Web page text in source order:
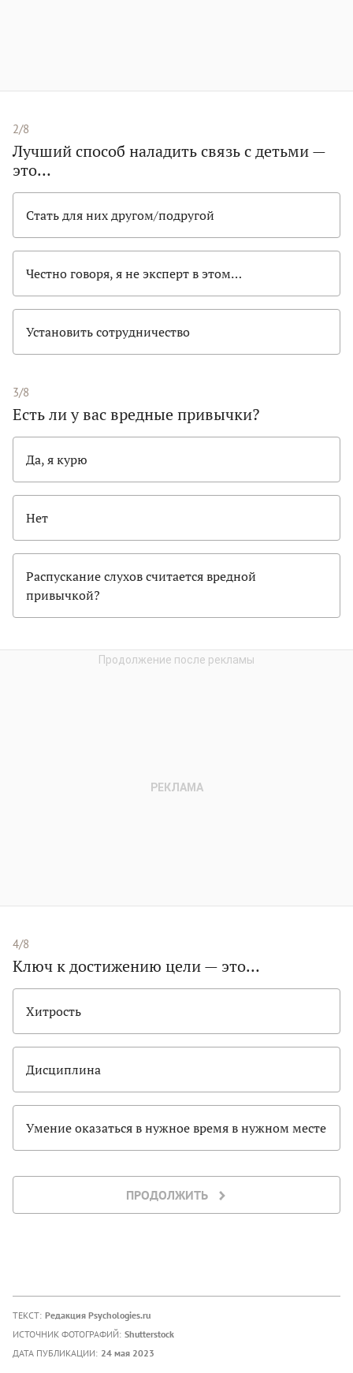
2/8
Лучший способ наладить связь с детьми —
это…
Стать для них другом/подругой
Честно говоря, я не эксперт в этом…
Установить сотрудничество
3/8
Есть ли у вас вредные привычки?
Да, я курю
Нет
Распускание слухов считается вредной
привычкой?
4/8
Ключ к достижению цели — это…
Хитрость
Дисциплина
Умение оказаться в нужное время в нужном месте
ПРОДОЛЖИТЬ
ТЕКСТ: Редакция Psychologies.ru
ИСТОЧНИК ФОТОГРАФИЙ: Shutterstock
ДАТА ПУБЛИКАЦИИ: 24 мая 2023